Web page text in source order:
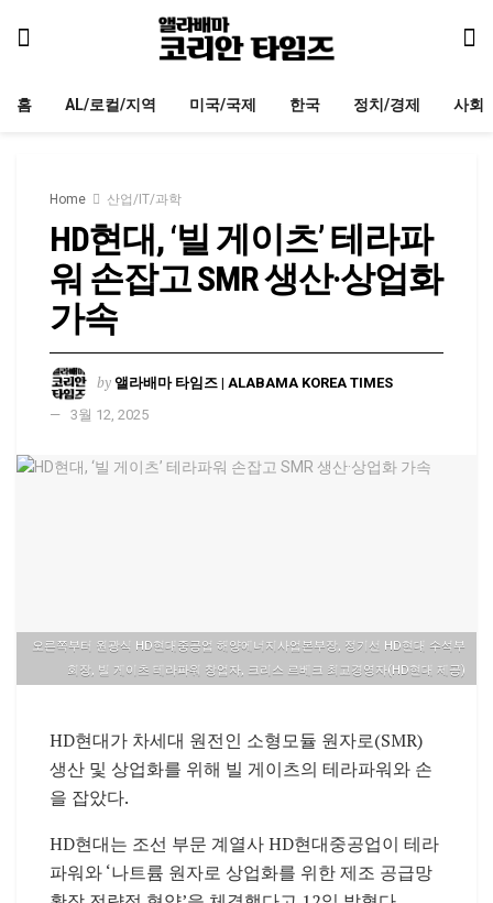
홈 AL/로컬/지역 미국/국제 한국 정치/경제 사회
Home 산업/IT/과학
HD현대, ‘빌 게이츠’ 테라파
워 손잡고 SMR 생산·상업화
가속
by 앨라배마 타임즈 | ALABAMA KOREA TIMES
3월 12, 2025
오른쪽부터 원광식 HD현대중공업 해양에너지사업본부장, 정기선 HD현대 수석부
회장, 빌 게이츠 테라파워 창업자, 크리스 르베크 최고경영자(HD현대 제공)
HD현대가 차세대 원전인 소형모듈 원자로(SMR)
생산 및 상업화를 위해 빌 게이츠의 테라파워와 손
을 잡았다.
HD현대는 조선 부문 계열사 HD현대중공업이 테라
파워와 ‘나트륨 원자로 상업화를 위한 제조 공급망